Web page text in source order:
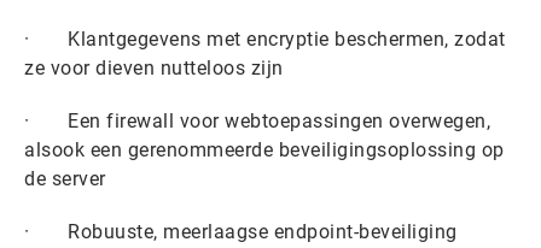
· Klantgegevens met encryptie beschermen, zodat
ze voor dieven nutteloos zijn
· Een firewall voor webtoepassingen overwegen,
alsook een gerenommeerde beveiligingsoplossing op
de server
· Robuuste, meerlaagse endpoint-beveiliging